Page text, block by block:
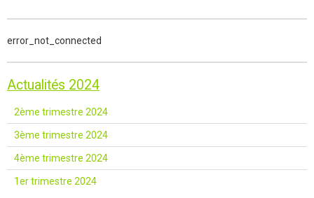
error_not_connected
Actualités 2024
2ème trimestre 2024
3ème trimestre 2024
4ème trimestre 2024
1er trimestre 2024